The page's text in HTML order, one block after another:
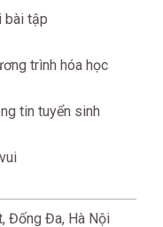
bài tập
trình hóa học
tin tuyển sinh
Đống Đa, Hà Nội